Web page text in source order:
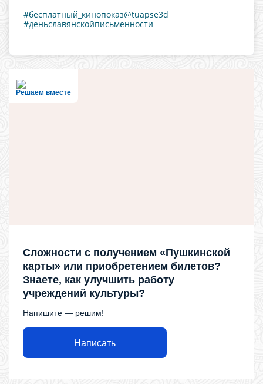
#бесплатный_кинопоказ@tuapse3d
#деньславянскойписьменности
Решаем вместе
Сложности с получением «Пушкинской
карты» или приобретением билетов?
Знаете, как улучшить работу
учреждений культуры?
Напишите — решим!
Написать